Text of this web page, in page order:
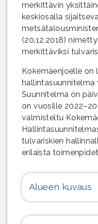
merkittävin
keskiosalla
(20.12.2018)
merkittäviksi
Kokemäenjoelle on
hallintasuunnitelma
Suunnitelma on
on vuosille
valmisteltu
tulvariskien
erilaista
Alueen kuvaus